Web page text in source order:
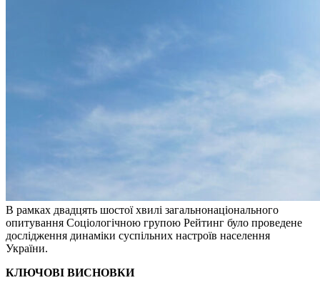
В рамках двадцять шостої хвилі загальнонаціонального
опитування Соціологічною групою Рейтинг було проведене
дослідження динаміки суспільних настроїв населення
України.
КЛЮЧОВІ ВИСНОВКИ